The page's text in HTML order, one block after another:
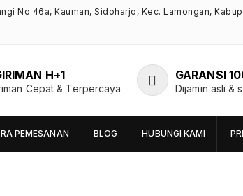
No.46a, Kauman, Sidoharjo, Kec. Lamongan,
H+1
Cepat & Terpercaya
GARANSI
Dijamin asli &
PEMESANAN BLOG HUBUNGI KAMI